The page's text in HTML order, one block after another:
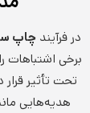
در فرآیندچاپ
برخی اشتباهات
تحت تأثیر
هدیه‌هایی